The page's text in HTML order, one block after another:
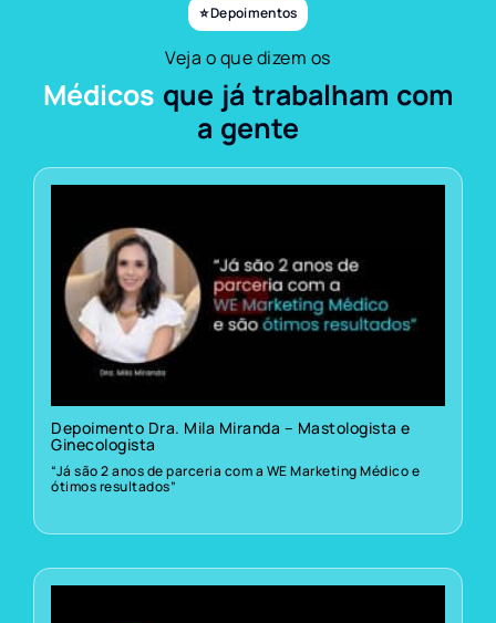
⭐ Depoimentos
Veja o que dizem os
Médicos que já trabalham com
a gente
Depoimento Dra. Mila Miranda – Mastologista e
Ginecologista
“Já são 2 anos de parceria com a WE Marketing Médico e
ótimos resultados”